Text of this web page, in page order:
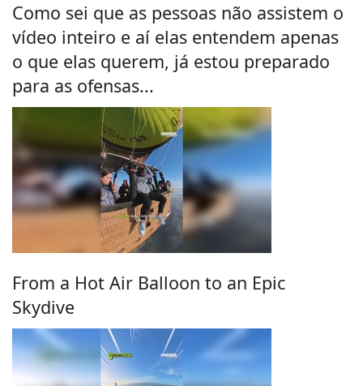
Como sei que as pessoas não assistem o
vídeo inteiro e aí elas entendem apenas
o que elas querem, já estou preparado
para as ofensas...
From a Hot Air Balloon to an Epic
Skydive